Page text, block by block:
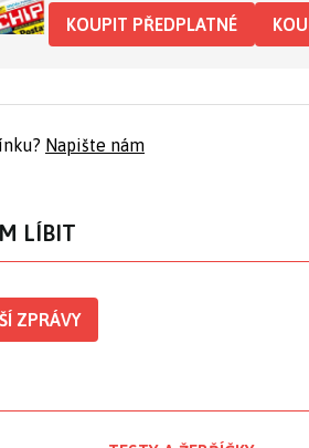
KOUPIT PŘEDPLATNÉ
Napište nám
LÍBIT
ZPRÁVY